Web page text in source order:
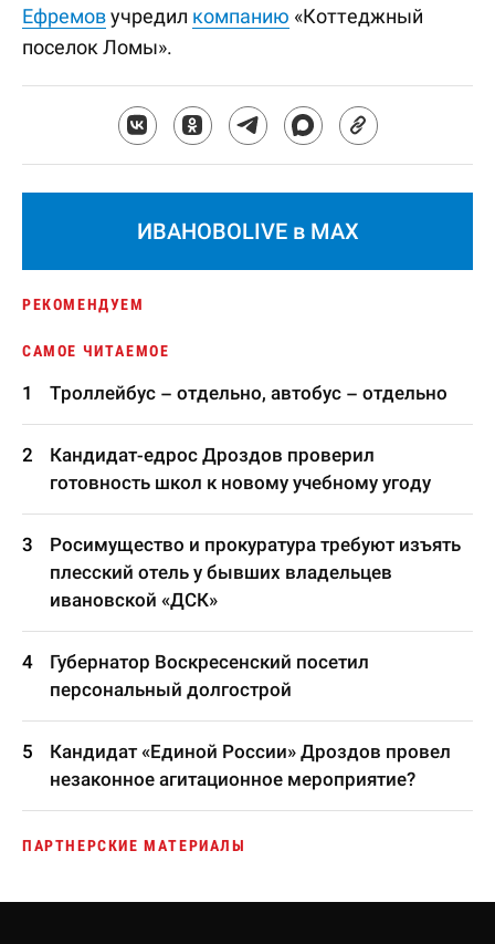
Ефремовучредил компанию «Коттеджный
поселок Ломы».
ИВАНОВОLIVE в MAX
РЕКОМЕНДУЕМ
САМОЕ ЧИТАЕМОЕ
Троллейбус – отдельно, автобус – отдельно
Кандидат-едрос Дроздов проверил
готовность школ к новому учебному угоду
Росимущество и прокуратура требуют изъять
плесский отель у бывших владельцев
ивановской «ДСК»
Губернатор Воскресенский посетил
персональный долгострой
Кандидат «Единой России» Дроздов провел
незаконное агитационное мероприятие?
ПАРТНЕРСКИЕ МАТЕРИАЛЫ